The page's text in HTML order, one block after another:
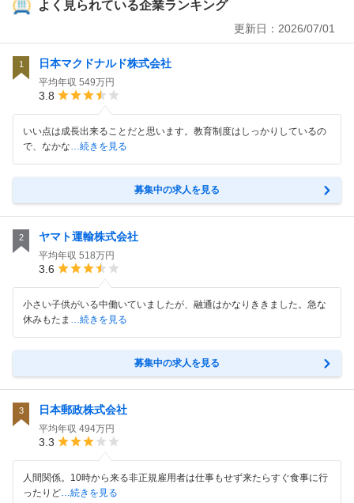
よく見られている企業ランキング
更新日： 2026/07/01
1 日本マクドナルド株式会社
平均年収 549万円
3.8
いい点は成長出来ることだと思います。教育制度はしっかりしているの
で、なかな…続きを見る
募集中の求人を見る
2 ヤマト運輸株式会社
平均年収 518万円
3.6
小さい子供がいる中働いていましたが、融通はかなりききました。急な
休みもたま …続きを見る
募集中の求人を見る
3 日本郵政株式会社
平均年収 494万円
3.3
人間関係。10時から来る非正規雇用者は仕事もせず来たらすぐ食事に行
ったりど…続きを見る